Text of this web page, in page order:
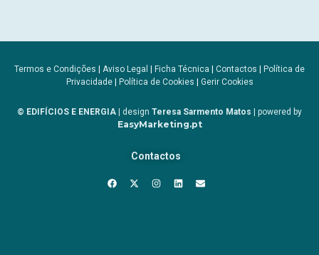
Termos e Condições | Aviso Legal | Ficha Técnica | Contactos | Política de
Privacidade| Política de Cookies | Gerir Cookies
© EDIFÍCIOS E ENERGIA | design Teresa Sarmento Matos | powered by
EasyMarketing.pt
Contactos